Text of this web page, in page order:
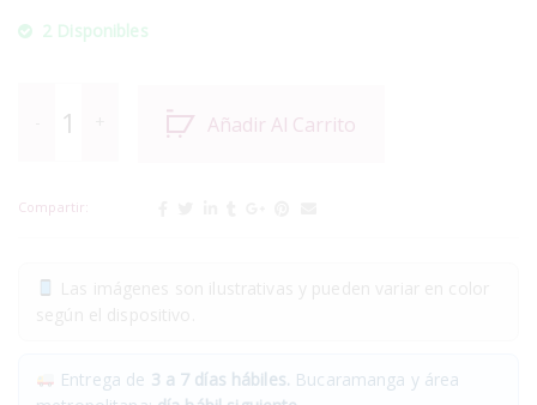
2 Disponibles
Añadir Al Carrito
Compartir:
Entrega de 3 a 7 días hábiles. Bucaramanga y área